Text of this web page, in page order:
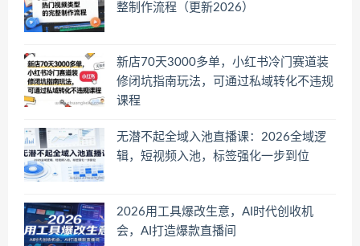
整制作流程（更新2026）
新店70天3000多单，小红书冷门赛道装
修闭坑指南玩法，可通过私域转化不违规
课程
无潜不起全域入池直播课：2026全域逻
辑，短视频入池，标签强化一步到位
2026用工具爆改生意，AI时代创收机
会，AI打造爆款直播间